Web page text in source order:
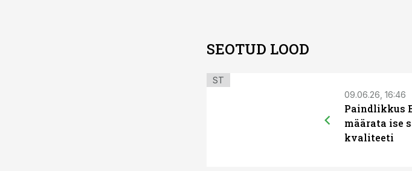
SEOTUD LOOD
ST
09.06.26, 16:46
Paindlikkus
määrata ise
kvaliteeti